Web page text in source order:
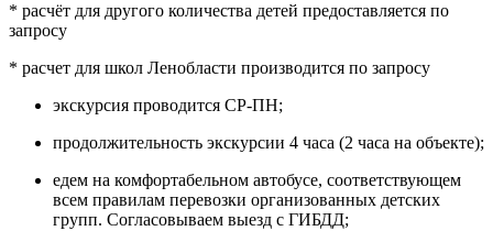
* расчёт для другого количества детей предоставляется по
запросу
* расчет для школ Ленобласти производится по запросу
экскурсия проводится СР-ПН;
продолжительность экскурсии 4 часа (2 часа на объекте);
едем на комфортабельном автобусе, соответствующем
всем правилам перевозки организованных детских
групп. Согласовываем выезд с ГИБДД;